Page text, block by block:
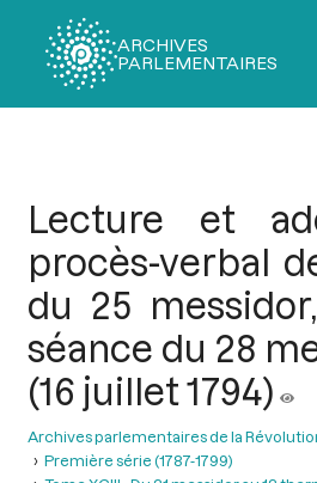
ARCHIVES
PARLEMENTAIRES
Lecture et
procès-verbal
du 25
séance du 28
(16 juillet 1794)
Archives parlementaires de la
Première série (1787-1799)